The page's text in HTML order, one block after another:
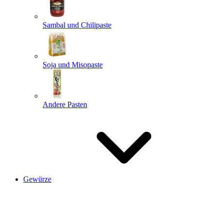
Sambal und Chilipaste
Soja und Misopaste
Andere Pasten
Gewürze